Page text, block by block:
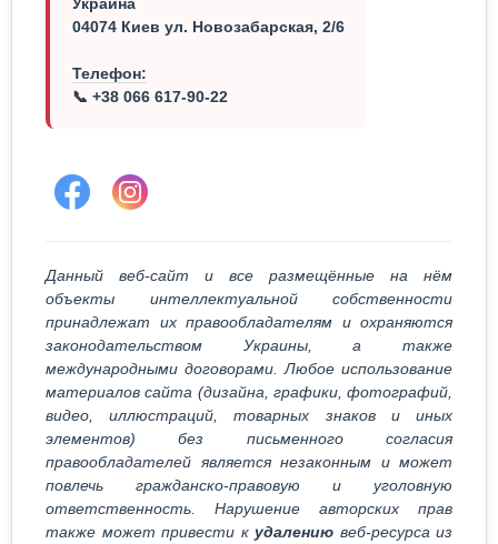
04074 Киев ул. Новозабарская, 2/6
Телефон:
📞 +38 066 617-90-22
Данный веб-сайт и все размещённые на нём
объекты интеллектуальной собственности
принадлежат их правообладателям и охраняются
законодательством Украины, а также
международными договорами. Любое использование
материалов сайта (дизайна, графики, фотографий,
видео, иллюстраций, товарных знаков и иных
элементов) без письменного согласия
правообладателей является незаконным и может
повлечь гражданско-правовую и уголовную
ответственность. Нарушение авторских прав
также может привести к удалению веб-ресурса из